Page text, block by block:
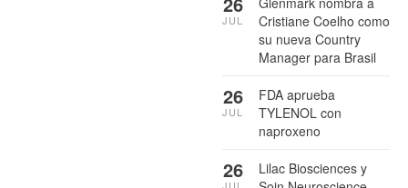
Cristiane Coelho como
su nueva Country
Manager para Brasil
JUL
FDA aprueba
TYLENOL con
naproxeno
26
JUL
Lilac Biosciences y
26